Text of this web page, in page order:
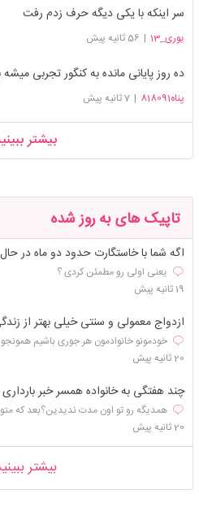
سر اینکه با یکی دیگه حرف زدم رفت
یوری_13 | 56 ثانیه پیش
ده روز پایانی مانده به کنگور تجربی میشه
پناه818091 | 7 ثانیه پیش
بیشتر
تاپیک های به روز شده
اگه شما با خاستگارت حدود دو ماه در
یعنی اولی رو مطمئن کردی ؟
19 ثانیه پیش
ازدواج معمولی و سنتی خیلی بهتر از
خودمونو خانوادمون هر جوری باشیم
20 ثانیه پیش
چند هفتگی به خانواده همسر خبر بارداری
همدیگه رو تو اون مدت ندیدین؟بعد که
20 ثانیه پیش
بیشتر